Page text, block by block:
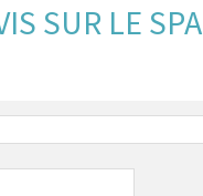
SUR LE SPA